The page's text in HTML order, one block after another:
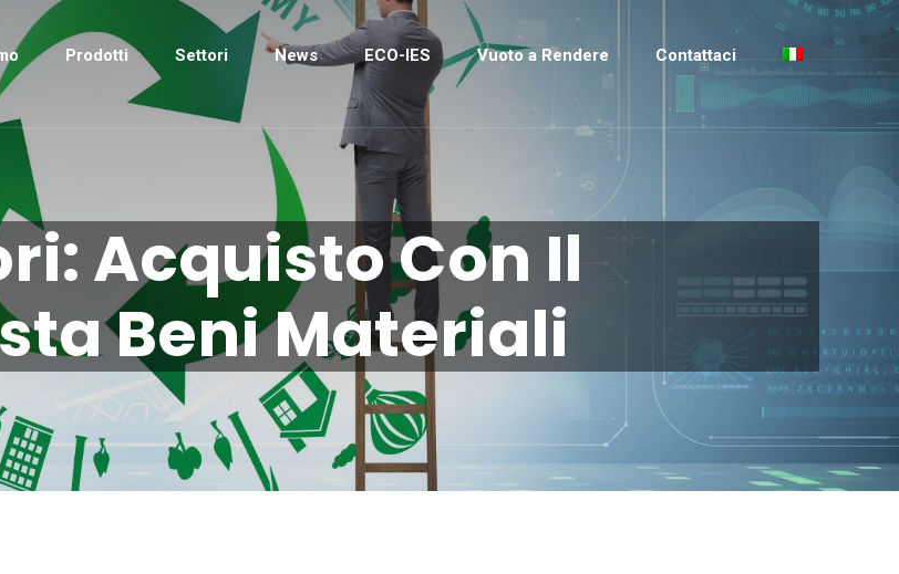
Prodotti Settori News ECO-IES Vuoto a Rendere Contattaci
Acquisto Con Il
Beni Materiali